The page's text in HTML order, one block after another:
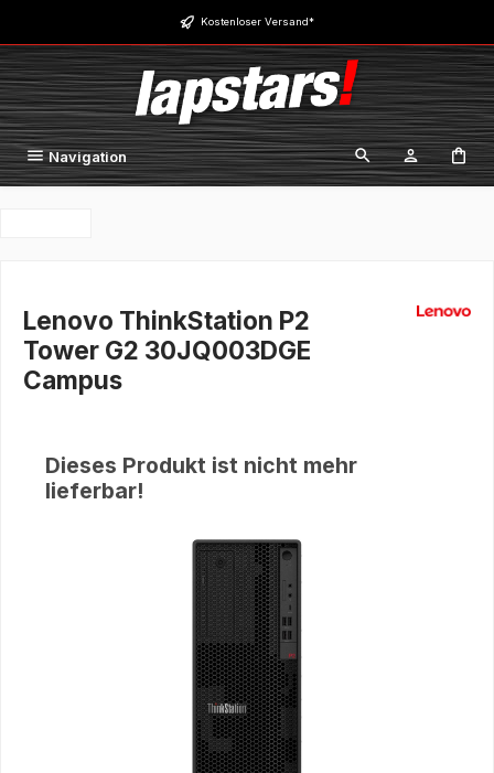
Zum Hauptinhalt springen Kostenloser Versand*
Navigation
Lenovo ThinkStation P2
Tower G2 30JQ003DGE
Campus
Dieses Produkt ist nicht mehr
lieferbar!
Bildergalerie überspringen